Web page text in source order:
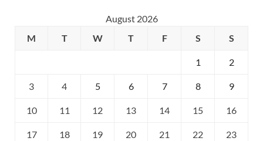
August 2026
M
T W T F S S
1 2
3 4 5 6 7 8 9
10 11 12 13 14 15 16
17 18 19 20 21 22 23